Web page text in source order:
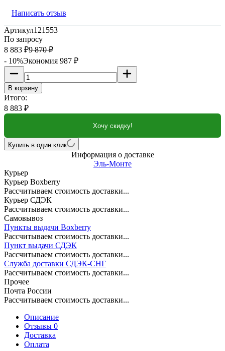
Написать отзыв
Артикул121553
По запросу
8 883 ₽9 870 ₽
- 10%Экономия 987 ₽
В корзину
Итого:
8 883 ₽
Хочу скидку!
Купить в один клик
Информация о доставке
Эль-Монте
Курьер
Курьер Boxberry
Рассчитываем стоимость доставки...
Курьер СДЭК
Рассчитываем стоимость доставки...
Самовывоз
Пункты выдачи Boxberry
Рассчитываем стоимость доставки...
Пункт выдачи СДЭК
Рассчитываем стоимость доставки...
Служба доставки СДЭК-СНГ
Рассчитываем стоимость доставки...
Прочее
Почта России
Рассчитываем стоимость доставки...
Описание
Отзывы 0
Доставка
Оплата